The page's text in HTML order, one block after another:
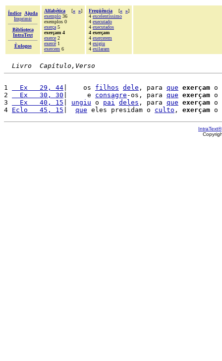
Índice
Ajuda
Imprimir
Biblioteca
IntraText
Èulogos
Alfabética [« »]
exemplo 36
exemplos 0
exerça 5
exerçam 4
exerce 2
exercê 1
exercem 6
Freqüência [« »]
4 excelentíssimo
4 executado
4 executados
4 exerçam
4 exercerem
4 exigiu
4 exilaram
Livro  Capítulo,Verso
1
  Ex   29, 44
|    os filhos dele , para que exerçam o
2
  Ex   30, 30
|     e consagre -os, para que exerçam o
3
  Ex   40, 15
ungiu o pai deles , para que exerçam o
4 Eclo   45, 15 que eles presidam o culto , exerçam o
IntraText®